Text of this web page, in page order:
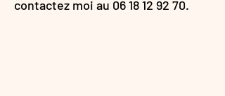
contactez moi au 06 18 12 92 70.